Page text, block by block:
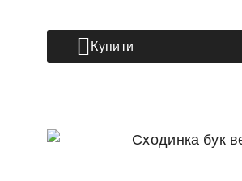
Купити